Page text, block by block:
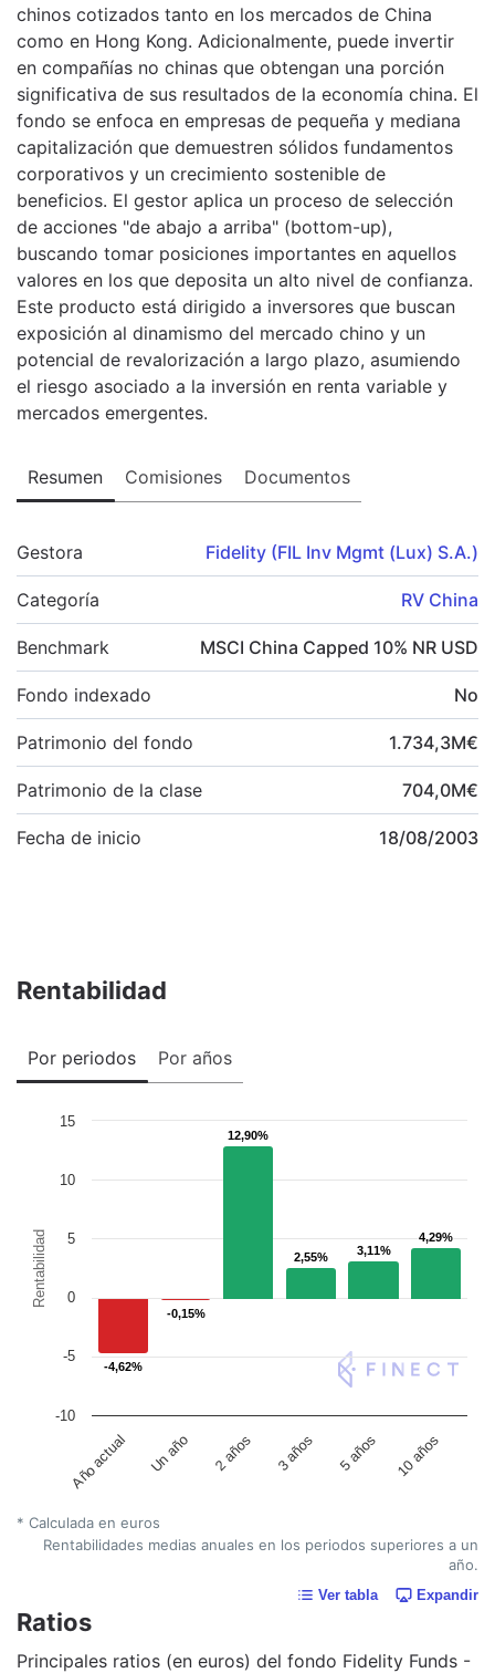
chinos cotizados tanto en los mercados de China
como en Hong Kong. Adicionalmente, puede invertir
en compañías no chinas que obtengan una porción
significativa de sus resultados de la economía china. El
fondo se enfoca en empresas de pequeña y mediana
capitalización que demuestren sólidos fundamentos
corporativos y un crecimiento sostenible de
beneficios. El gestor aplica un proceso de selección
de acciones "de abajo a arriba" (bottom-up),
buscando tomar posiciones importantes en aquellos
valores en los que deposita un alto nivel de confianza.
Este producto está dirigido a inversores que buscan
exposición al dinamismo del mercado chino y un
potencial de revalorización a largo plazo, asumiendo
el riesgo asociado a la inversión en renta variable y
mercados emergentes.
Resumen Comisiones Documentos
Gestora Fidelity (FIL Inv Mgmt (Lux) S.A.)
Categoría RV China
Benchmark MSCI China Capped 10% NR USD
Fondo indexado No
Patrimonio del fondo 1.734,3M€
Patrimonio de la clase 704,0M€
Fecha de inicio 18/08/2003
Rentabilidad
Por periodos Por años
Rentabilidad
-4,62%
-4,62%
-0,15%
-0,15%
12,90%
12,90%
2,55%
2,55% 3,11%
3,11%
4,29%
4,29%
Año actual Un año 2 años 3 años 5 años 10 años
-10
-5
0
5
10
15
* Calculada en euros
Rentabilidades medias anuales en los periodos superiores a un
año.
Ver tabla Expandir
Ratios
Principales ratios (en euros) del fondo Fidelity Funds -